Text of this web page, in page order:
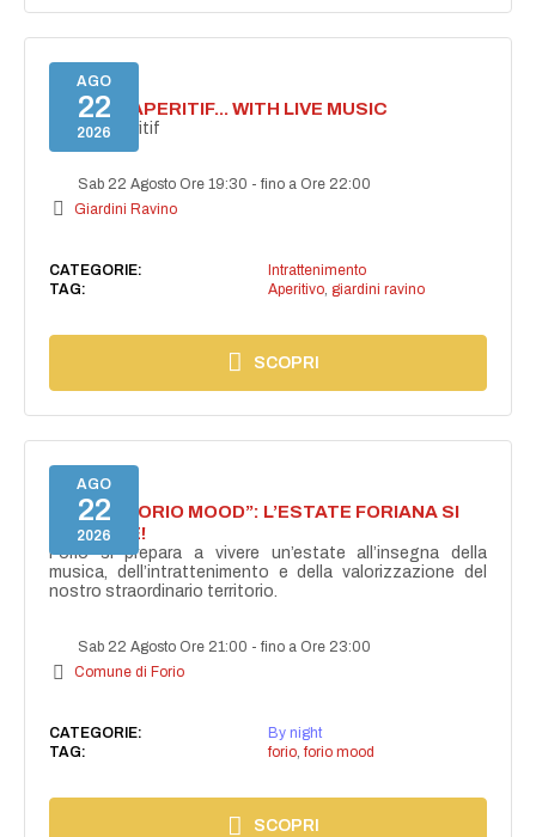
AGO
22
2026
SECRET APERITIF... WITH LIVE MUSIC
Secret aperitif
Sab 22 Agosto Ore 19:30 -fino a Ore 22:00
Giardini Ravino
CATEGORIE:
Intrattenimento
TAG:
Aperitivo, giardini ravino
SCOPRI
AGO
22
2026
NASCE “FORIO MOOD”: L’ESTATE FORIANA SI
ACCENDE!
Forio si prepara a vivere un’estate all’insegna della
musica, dell’intrattenimento e della valorizzazione del
nostro straordinario territorio.
Sab 22 Agosto Ore 21:00 -fino a Ore 23:00
Comune di Forio
CATEGORIE:
By night
TAG:
forio, forio mood
SCOPRI